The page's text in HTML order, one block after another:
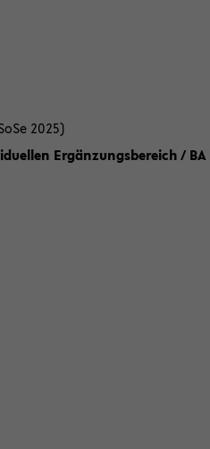
2025)
Ergänzungsbereich /